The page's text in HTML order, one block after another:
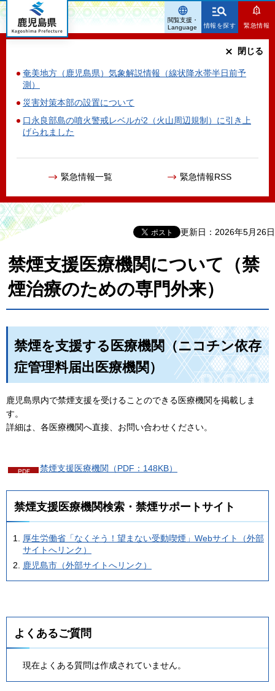
鹿児島県
情報を探す 緊急情報
奄美地方（鹿児島県）気象解説情報（線状降水帯半日前予
測）
災害対策本部の設置について
口永良部島の噴火警戒レベルが2（火山周辺規制）に引き上
げられました
緊急情報一覧 緊急情報RSS
閉じる
閲覧支援・
Language
更新日：2026年5月26日
禁煙支援医療機関について（禁
煙治療のための専門外来）
禁煙を支援する医療機関（ニコチン依存
症管理料届出医療機関）
鹿児島県内で禁煙支援を受けることのできる医療機関を掲載しま
す。
詳細は、各医療機関へ直接、お問い合わせください。
禁煙支援医療機関（PDF：148KB）
禁煙支援医療機関検索・禁煙サポートサイト
厚生労働省「なくそう！望まない受動喫煙」Webサイト（外部
サイトへリンク）
鹿児島市（外部サイトへリンク）
よくあるご質問
現在よくある質問は作成されていません。